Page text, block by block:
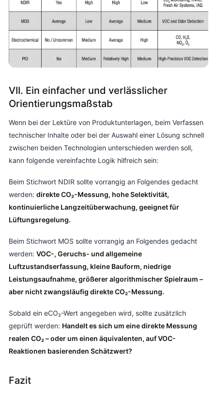
VII. Ein einfacher und verlässlicher
Orientierungsmaßstab
Wenn bei der Lektüre von Produktunterlagen, beim Verfassen
technischer Inhalte oder bei der Auswahl einer Lösung schnell
zwischen beiden Technologien unterschieden werden soll,
kann folgende vereinfachte Logik hilfreich sein:
Beim Stichwort NDIR sollte vorrangig an Folgendes gedacht
werden: direkte CO₂-Messung, hohe Selektivität,
kontinuierliche Langzeitüberwachung, geeignet für
Lüftungsregelung.
Beim Stichwort MOS sollte vorrangig an Folgendes gedacht
werden: VOC-, Geruchs- und allgemeine
Luftzustandserfassung, kleine Bauform, niedrige
Leistungsaufnahme, größerer algorithmischer Spielraum –
aber nicht zwangsläufig direkte CO₂-Messung.
Sobald ein eCO₂-Wert angegeben wird, sollte zusätzlich
geprüft werden: Handelt es sich um eine direkte Messung
realen CO₂ – oder um einen äquivalenten, auf VOC-
Reaktionen basierenden Schätzwert?
Fazit